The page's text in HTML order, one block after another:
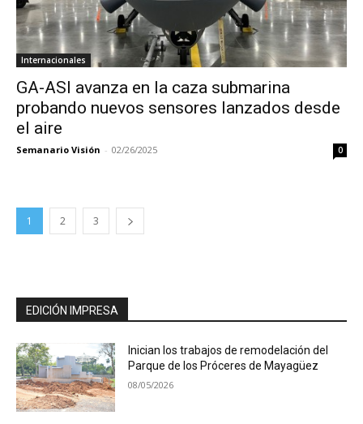
Internacionales
GA-ASI avanza en la caza submarina
probando nuevos sensores lanzados desde
el aire
Semanario Visión - 02/26/2025 0
1 2 3
EDICIÓN IMPRESA
Inician los trabajos de remodelación del
Parque de los Próceres de Mayagüez
08/05/2026